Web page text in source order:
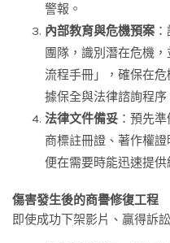
警報。
內部教育與危機預案
團隊，識別潛在危機
流程手冊」，確保在
據保全與法律諮詢程序
法律文件備妥 ：預先
商標註冊證、著作權
便在需要時能迅速提供
傷害發生後的商譽修復工程
即使成功下架影片、贏得訴